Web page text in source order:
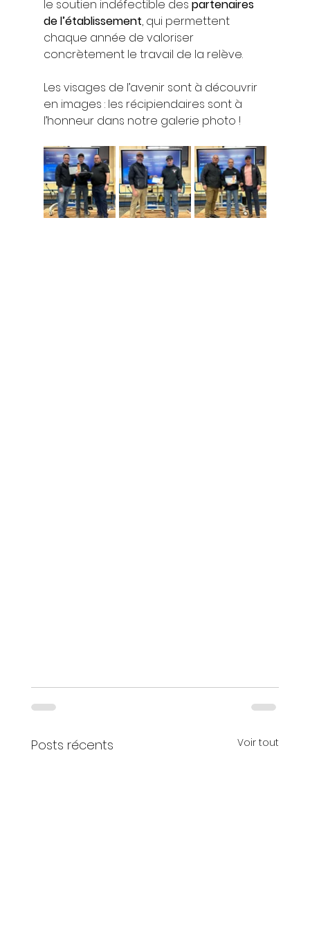
le soutien indéfectible des partenaires
de l’établissement, qui permettent
chaque année de valoriser
concrètement le travail de la relève.
Les visages de l’avenir sont à découvrir
en images : les récipiendaires sont à
l’honneur dans notre galerie photo !
Posts récents Voir tout